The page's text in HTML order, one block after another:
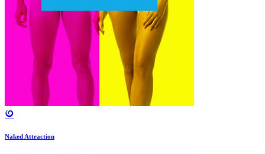
Naked Attraction